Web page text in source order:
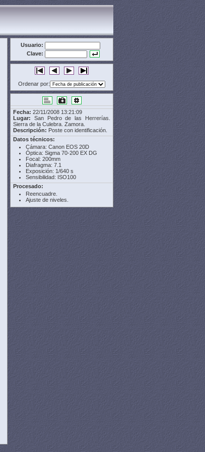
Usuario:
Clave:
Ordenar por:
Fecha: 22/11/2008 13:21:09
Lugar: San Pedro de las Herrerías.
Sierra de la Culebra. Zamora.
Descripción: Poste con identificación.
Datos técnicos:
Cámara: Canon EOS 20D
Óptica: Sigma 70-200 EX DG
Focal: 200mm
Diafragma: 7.1
Exposición: 1/640 s
Sensibilidad: ISO100
Procesado:
Reencuadre.
Ajuste de niveles.